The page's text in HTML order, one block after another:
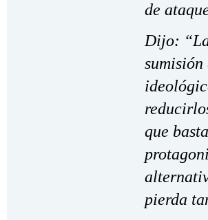
de
Dijo:
sumisión
que
pierda